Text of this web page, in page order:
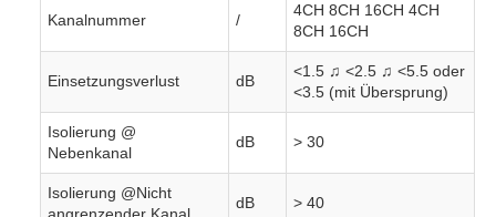
Kanalnummer /
4CH 8CH 16CH 4CH
8CH 16CH
Einsetzungsverlust dB
<1.5 ♫ <2.5 ♫ <5.5 oder
<3.5 (mit Übersprung)
Isolierung @
Nebenkanal
dB > 30
Isolierung @Nicht
dB > 40